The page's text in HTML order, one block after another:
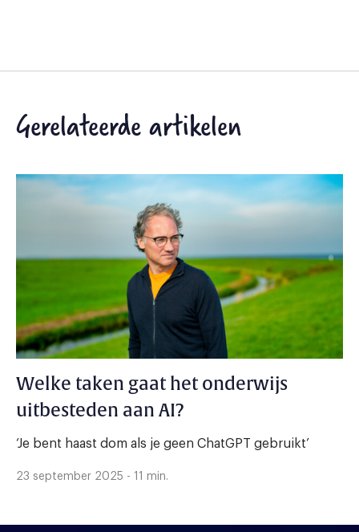
Gerelateerde artikelen
Welke taken gaat het onderwijs
uitbesteden aan AI?
‘Je bent haast dom als je geen ChatGPT gebruikt’
23 september 2025 - 11 min.